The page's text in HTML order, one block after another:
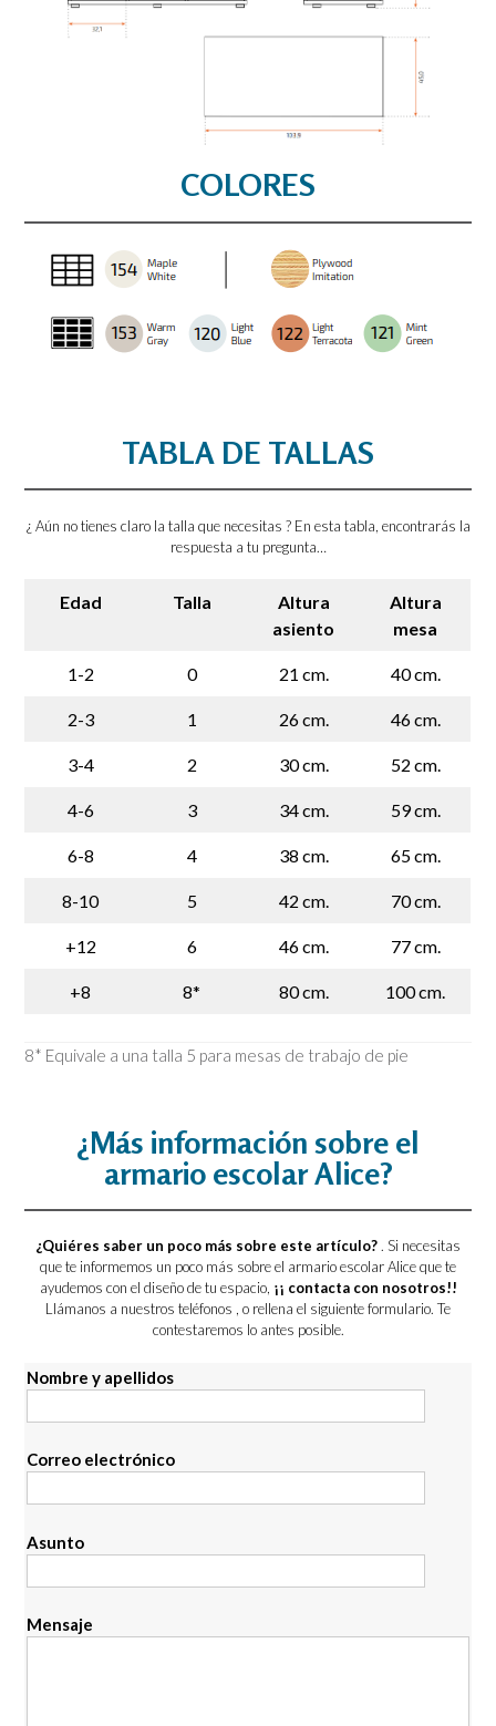
COLORES
TABLA DE TALLAS
¿ Aún no tienes claro la talla que necesitas ? En esta tabla, encontrarás la
respuesta a tu pregunta…
Edad Talla
Altura
asiento
Altura
mesa
1-2 0 21 cm. 40 cm.
2-3 1 26 cm. 46 cm.
3-4 2 30 cm. 52 cm.
4-6 3 34 cm. 59 cm.
6-8 4 38 cm. 65 cm.
8-10 5 42 cm. 70 cm.
+12 6 46 cm. 77 cm.
+8 8* 80 cm. 100 cm.
8* Equivale a una talla 5 para mesas de trabajo de pie
¿Más información sobre el
armario escolar Alice?
¿Quiéres saber un poco más sobre este artículo?. Si necesitas
que te informemos un poco más sobre el armario escolar Alice que te
ayudemos con el diseño de tu espacio, ¡¡ contacta con nosotros!!
Llámanos a nuestros teléfonos , o rellena el siguiente formulario. Te
contestaremos lo antes posible.
Nombre y apellidos
Correo electrónico
Asunto
Mensaje